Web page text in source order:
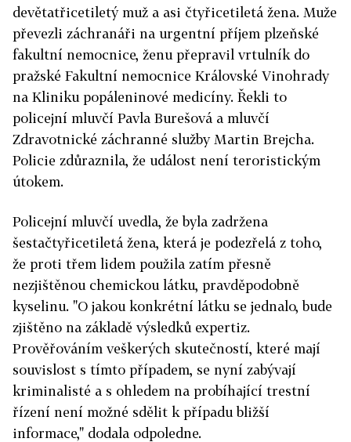
devětatřicetiletý muž a asi čtyřicetiletá žena. Muže
převezli záchranáři na urgentní příjem plzeňské
fakultní nemocnice, ženu přepravil vrtulník do
pražské Fakultní nemocnice Královské Vinohrady
na Kliniku popáleninové medicíny. Řekli to
policejní mluvčí Pavla Burešová a mluvčí
Zdravotnické záchranné služby Martin Brejcha.
Policie zdůraznila, že událost není teroristickým
útokem.
Policejní mluvčí uvedla, že byla zadržena
šestačtyřicetiletá žena, která je podezřelá z toho,
že proti třem lidem použila zatím přesně
nezjištěnou chemickou látku, pravděpodobně
kyselinu. "O jakou konkrétní látku se jednalo, bude
zjištěno na základě výsledků expertiz.
Prověřováním veškerých skutečností, které mají
souvislost s tímto případem, se nyní zabývají
kriminalisté a s ohledem na probíhající trestní
řízení není možné sdělit k případu bližší
informace," dodala odpoledne.